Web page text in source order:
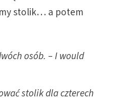
stolik… a potem
osób. – I would
stolik dla czterech